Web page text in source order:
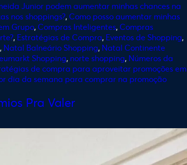
Junior podem aumentar minhas chances na
nos shoppings?, Como posso aumentar minhas
Grupo, Compras Inteligentes, Compras
, Estratégias de Compra, Eventos de Shopping,
, Natal Balneário Shopping, Natal Continente
Shopping, norte shopping, Números da
de compra para aproveitar promoções em
dia da semana para comprar na promoção
Pra Valer